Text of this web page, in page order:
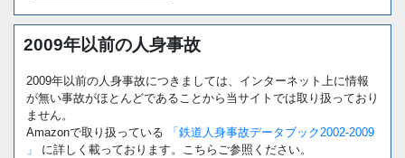
2009年以前の人身事故
2009年以前の人身事故につきましては、インターネット上に情報
が無い事故がほとんどであることから当サイトでは取り扱っており
ません。
Amazonで取り扱っている
「鉄道人身事故データブック2002-2009
」
に詳しく載っております。こちらご参照ください。